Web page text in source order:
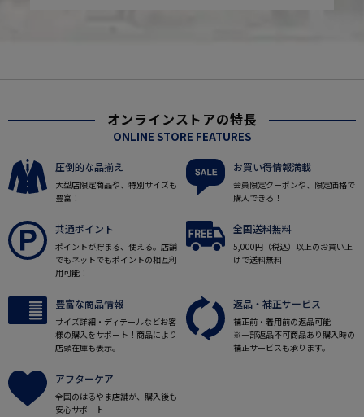
オンラインストアの特長
ONLINE STORE FEATURES
圧倒的な品揃え
大型店限定商品や、特別サイズも
豊富！
お買い得情報満載
会員限定クーポンや、限定価格で
購入できる！
共通ポイント
ポイントが貯まる、使える。店舗
でもネットでもポイントの相互利
用可能！
全国送料無料
5,000円（税込）以上のお買い上
げで送料無料
豊富な商品情報
サイズ詳細・ディテールなどお客
様の購入をサポート！商品により
店頭在庫も表示。
返品・補正サービス
補正前・着用前の返品可能
※一部返品不可商品あり購入時の
補正サービスも承ります。
アフターケア
全国のはるやま店舗が、購入後も
安心サポート